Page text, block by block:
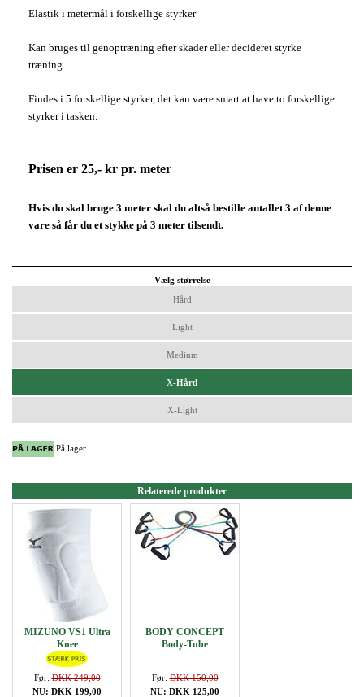
Elastik i metermål i forskellige styrker
Kan bruges til genoptræning efter skader eller decideret styrke
træning
Findes i 5 forskellige styrker, det kan være smart at have to forskellige
styrker i tasken.
Prisen er 25,- kr pr. meter
Hvis du skal bruge 3 meter skal du altså bestille antallet 3 af denne
vare så får du et stykke på 3 meter tilsendt.
Vælg størrelse
Hård
Light
Medium
X-Hård
X-Light
På lager
Relaterede produkter
MIZUNO VS1 Ultra
Knee
Før:DKK 249,00
NU: DKK 199,00
BODY CONCEPT
Body-Tube
Før:DKK 150,00
NU: DKK 125,00